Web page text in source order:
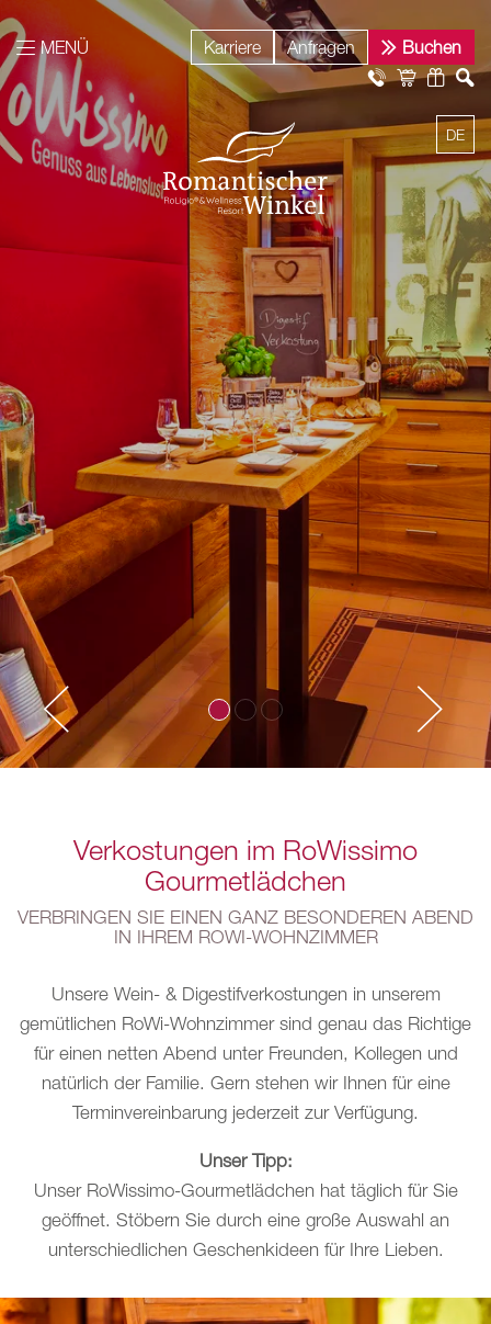
MENÜ
DE
Karriere Anfragen Buchen
Verkostungen im RoWissimo
Gourmetlädchen
VERBRINGEN SIE EINEN GANZ BESONDEREN ABEND
IN IHREM ROWI-WOHNZIMMER
Unsere Wein- & Digestifverkostungen in unserem
gemütlichen RoWi-Wohnzimmer sind genau das Richtige
für einen netten Abend unter Freunden, Kollegen und
natürlich der Familie. Gern stehen wir Ihnen für eine
Terminvereinbarung jederzeit zur Verfügung.
Unser Tipp:
Unser RoWissimo-Gourmetlädchen hat täglich für Sie
geöffnet. Stöbern Sie durch eine große Auswahl an
unterschiedlichen Geschenkideen für Ihre Lieben.